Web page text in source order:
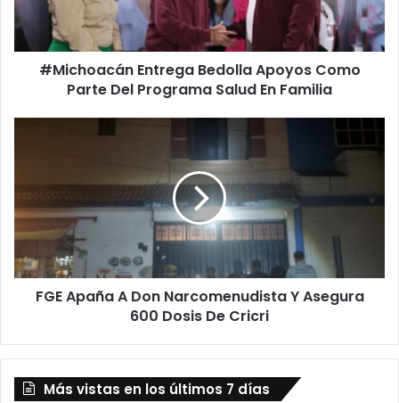
Del
Programa
Salud
#Michoacán Entrega Bedolla Apoyos Como
Parte Del Programa Salud En Familia
Narcomenudista
Y
Asegura
600
Dosis
FGE Apaña A Don Narcomenudista Y Asegura
600 Dosis De Cricri
Más vistas en los últimos 7 días